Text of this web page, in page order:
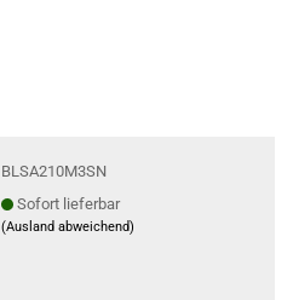
BLSA210M3SN
Sofort lieferbar
(Ausland abweichend)